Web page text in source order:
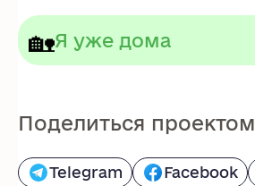
🏡Я уже дома
Поделиться проектом
Telegram Facebook